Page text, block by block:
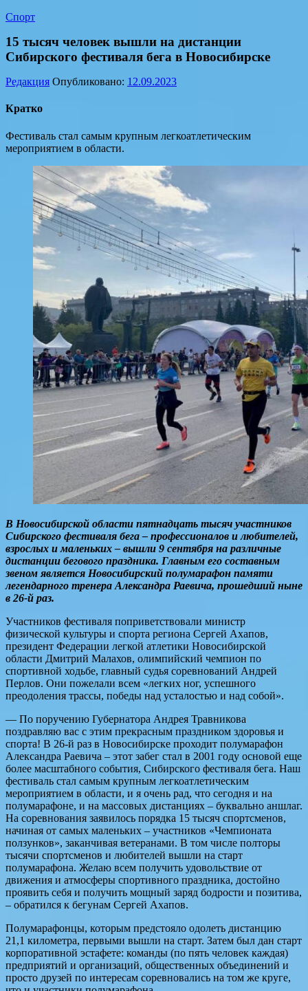
Спорт
15 тысяч человек вышли на дистанции
Сибирского фестиваля бега в Новосибирске
Редакция Опубликовано: 12.09.2023
Кратко
Фестиваль стал самым крупным легкоатлетическим
мероприятием в области.
В Новосибирской области пятнадцать тысяч участников
Сибирского фестиваля бега – профессионалов и любителей,
взрослых и маленьких – вышли 9 сентября на различные
дистанции бегового праздника. Главным его составным
звеном является Новосибирский полумарафон памяти
легендарного тренера Александра Раевича, прошедший ныне
в 26-й раз.
Участников фестиваля поприветствовали министр
физической культуры и спорта региона Сергей Ахапов,
президент Федерации легкой атлетики Новосибирской
области Дмитрий Малахов, олимпийский чемпион по
спортивной ходьбе, главный судья соревнований Андрей
Перлов. Они пожелали всем «легких ног, успешного
преодоления трассы, победы над усталостью и над собой».
— По поручению Губернатора Андрея Травникова
поздравляю вас с этим прекрасным праздником здоровья и
спорта! В 26-й раз в Новосибирске проходит полумарафон
Александра Раевича – этот забег стал в 2001 году основой еще
более масштабного события, Сибирского фестиваля бега. Наш
фестиваль стал самым крупным легкоатлетическим
мероприятием в области, и я очень рад, что сегодня и на
полумарафоне, и на массовых дистанциях – буквально аншлаг.
На соревнования заявилось порядка 15 тысяч спортсменов,
начиная от самых маленьких – участников «Чемпионата
ползунков», заканчивая ветеранами. В том числе полторы
тысячи спортсменов и любителей вышли на старт
полумарафона. Желаю всем получить удовольствие от
движения и атмосферы спортивного праздника, достойно
проявить себя и получить мощный заряд бодрости и позитива,
– обратился к бегунам Сергей Ахапов.
Полумарафонцы, которым предстояло одолеть дистанцию
21,1 километра, первыми вышли на старт. Затем был дан старт
корпоративной эстафете: команды (по пять человек каждая)
предприятий и организаций, общественных объединений и
просто друзей по интересам соревновались на том же круге,